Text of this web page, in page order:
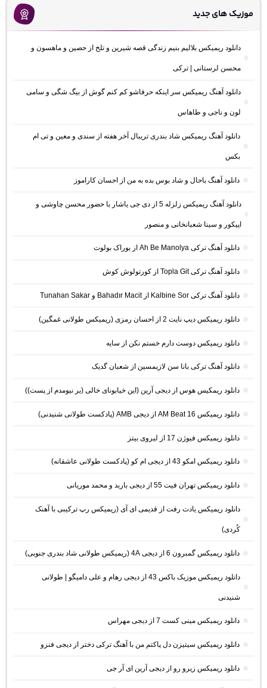
موزیک های جدید
دانلود ریمیکس بلالیم بنیم زندگی قصه شیرین و تلخ از حصین و ماهسون و
محسن لرستانی | ترکی
دانلود آهنگ ریمیکس سر اینکه حرفاشو کم کنم گوش از بیگ شگی و سامی
لون و ناجی و طاهاس
دانلود آهنگ ریمیکس شاد بندری تریبال آخر هفته از سندی و معین و تی ام
بکس
دانلود آهنگ باحال و شاد بوس بده به من از احسان کاراموز
دانلود آهنگ ریمیکس زلزله 5 از دی جی یاشار با حضور محسن چاوشی و
اپیکور و سینا شعبانخانی و منصور
دانلود آهنگ ترکی Ah Be Manolya از بوراک بولوت
دانلود آهنگ ترکی Topla Git از کورتولوش کوش
دانلود آهنگ ترکی Kalbine Sor از Bahadır Macit و Tunahan Sakar
دانلود ریمیکس دیپ نایت 2 از احسان رمزی (ریمیکس طولانی غمگین)
دانلود ریمیکس دوست دارم خستم نکن از سایه
دانلود آهنگ ترکی بانا سن لازیمسین از شعبان گدیک
دانلود ریمکیس هوس از دیجی آرین (این خیابونای خالی (بر نیومدم از پست))
دانلود ریمیکس AM Beat 16 از دیجی AMB (پادکست طولانی شنیدنی)
دانلود ریمیکس فیوژن 17 از لیروی بیتز
دانلود ریمیکس امکو 43 از دیجی ام کو (پادکست طولانی عاشقانه)
دانلود ریمیکس تهران فیت 55 از دیجی باربد و محمد موریانی
دانلود ریمیکس یادت رفت از قدیمی ای آی (ریمیکس رپ ترکیبی با آهنک
کُردی)
دانلود ریمیکس گمبرون 6 از دیجی 4A (ریمیکس طولانی شاد بندری جنوبی)
دانلود ریمیکس موزیک باکس 43 از دیجی رهام و علی دامیگو | طولانی
شنیدنی
دانلود ریمیکس مینی کست 7 از دیجی مهراس
دانلود ریمیکس سیتیزن دل پاکتم من با آهنگ ترکی دختر از دیجی فنزو
دانلود ریمیکس زیرو رو از دیجی آرین ای آر جی